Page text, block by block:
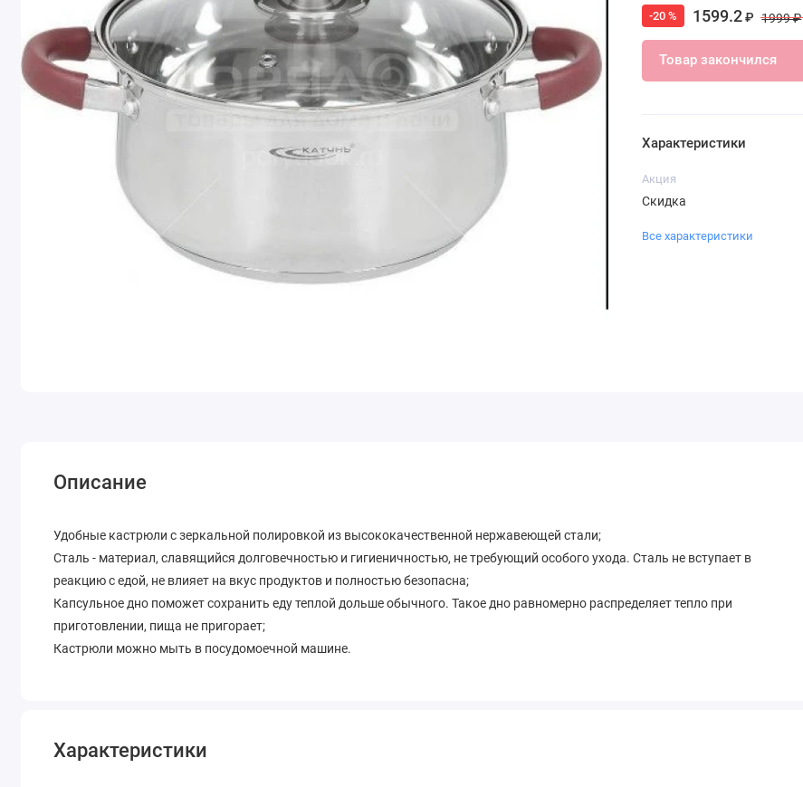
-20 % 1599.2₽ 1999 ₽
Товар закончился
Характеристики
Акция
Скидка
Все характеристики
Описание
Удобные кастрюли с зеркальной полировкой из высококачественной нержавеющей стали;
Сталь - материал, славящийся долговечностью и гигиеничностью, не требующий особого ухода. Сталь не вступает в
реакцию с едой, не влияет на вкус продуктов и полностью безопасна;
Капсульное дно поможет сохранить еду теплой дольше обычного. Такое дно равномерно распределяет тепло при
приготовлении, пища не пригорает;
Кастрюли можно мыть в посудомоечной машине.
Характеристики